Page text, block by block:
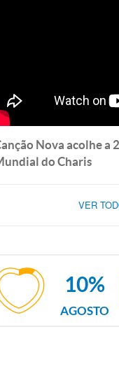
Nova acolhe a
do Charis
VER
AGOSTO
10%